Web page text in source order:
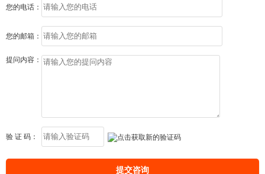
您的电话：
您的邮箱：
提问内容：
验 证 码：
提交咨询